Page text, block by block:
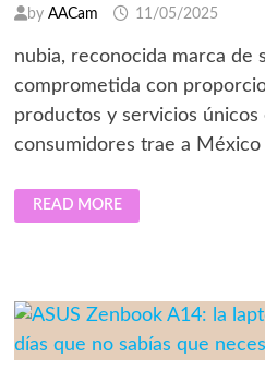
by AACam 11/05/2025
nubia, reconocida marca de
comprometida con
productos y servicios únicos
consumidores trae a
NUBIA
FOCUS
2
EN
FOTOGRAFÍA
READ MORE